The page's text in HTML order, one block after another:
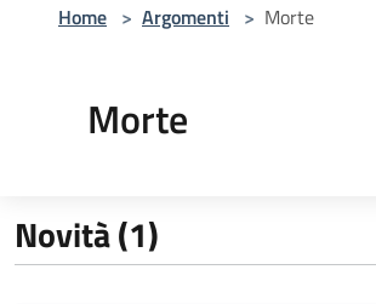
Home > Argomenti > Morte
Morte
Novità (1)